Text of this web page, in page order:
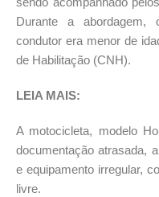
Durante a
condutor era menor de
de Habilitação (CNH).
LEIA MAIS:
A motocicleta, modelo
documentação atrasada,
e equipamento irregular,
livre.